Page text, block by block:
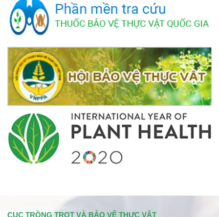
CỤC TRỒNG TRỌT VÀ BẢO VỆ THỰC VẬT